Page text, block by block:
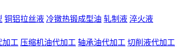
铜铝拉丝液 冷镦热锻成型油 轧制液 淬火液
加工 压缩机油代加工 轴承油代加工 切削液代加工